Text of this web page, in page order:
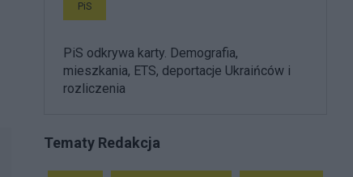
PiS
PiS odkrywa karty. Demografia,
mieszkania, ETS, deportacje Ukraińców i
rozliczenia
Tematy Redakcja